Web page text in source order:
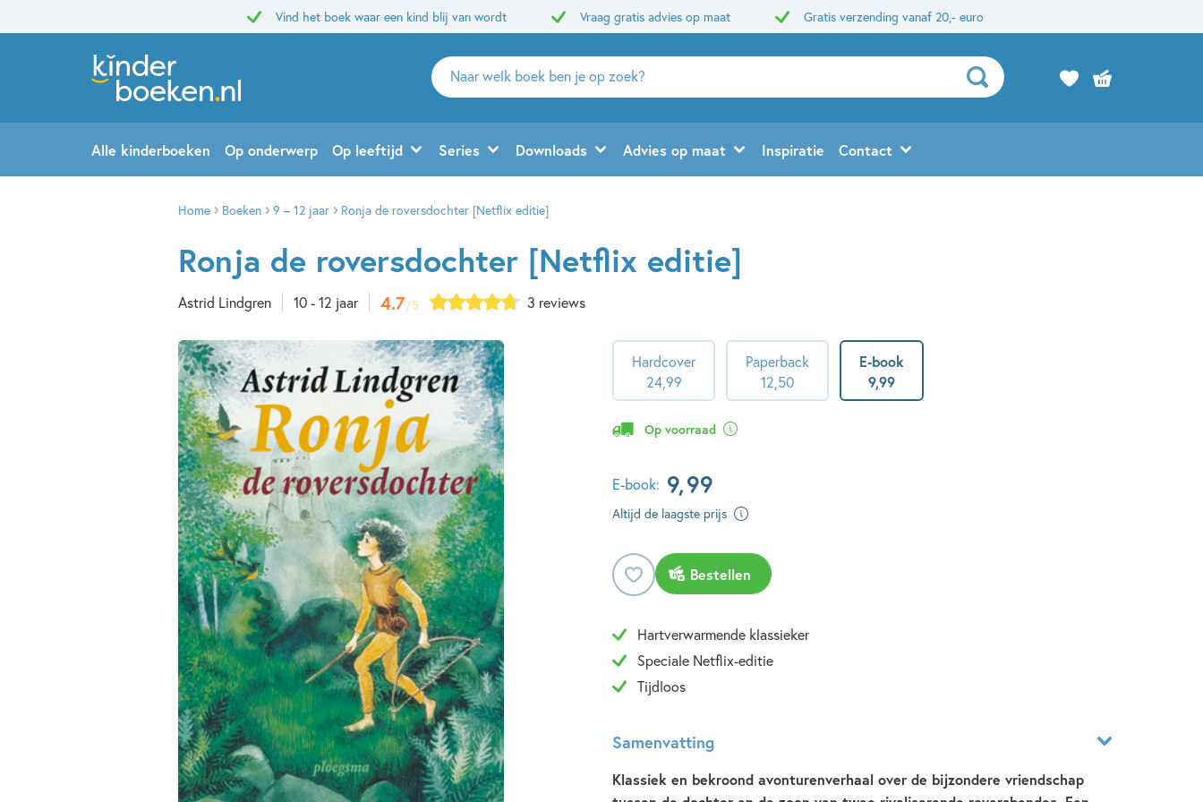
Vind het boek waar een kind blij van wordt Vraag gratis advies op maat Gratis verzending vanaf 20,- euro
Zoeken
naar
en
uitgevers
Alle kinderboeken Op onderwerp Op leeftijd Series Downloads Advies op maat Inspiratie Contact
Home Boeken 9 – 12 jaar Ronja de roversdochter [Netflix editie]
Ronja de roversdochter [Netflix editie]
Astrid Lindgren 10 - 12 jaar 4.7/5 3 reviews
Hardcover
24,99
Paperback
12 50
E-book
9,99
Op voorraad
E-book: 9,99
Altijd de laagste prijs
Bestellen
Hartverwarmende klassieker
Speciale Netflix-editie
Tijdloos
Samenvatting
Klassiek en bekroond avonturenverhaal over de bijzondere vriendschap